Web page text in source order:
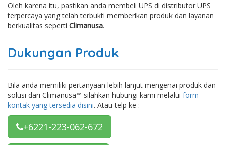
Oleh karena itu, pastikan anda membeli UPS di distributor UPS
terpercaya yang telah terbukti memberikan produk dan layanan
berkualitas seperti Climanusa.
Dukungan Produk
Bila anda memiliki pertanyaan lebih lanjut mengenai produk dan
solusi dari Climanusa™ silahkan hubungi kami melalui form
kontak yang tersedia disini. Atau telp ke :
+6221-223-062-672